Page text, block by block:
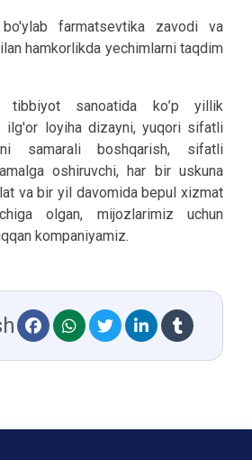
farmatsevtika zavodi va
hamkorlikda yechimlarni taqdim
tibbiyot sanoatida ko’p yillik
ilg'or loyiha dizayni, yuqori sifatli
samarali boshqarish, sifatli
amalga oshiruvchi,har bir uskuna
va bir yil davomida bepul xizmat
olgan, mijozlarimiz uchun
kompaniyamiz.